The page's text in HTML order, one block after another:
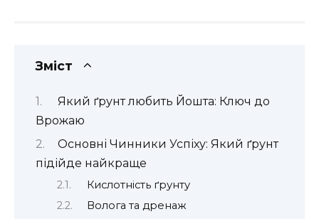
Зміст
Який ґрунт любить Йошта: Ключ до
Врожаю
Основні Чинники Успіху: Який ґрунт
підійде найкраще
Кислотність ґрунту
Волога та дренаж